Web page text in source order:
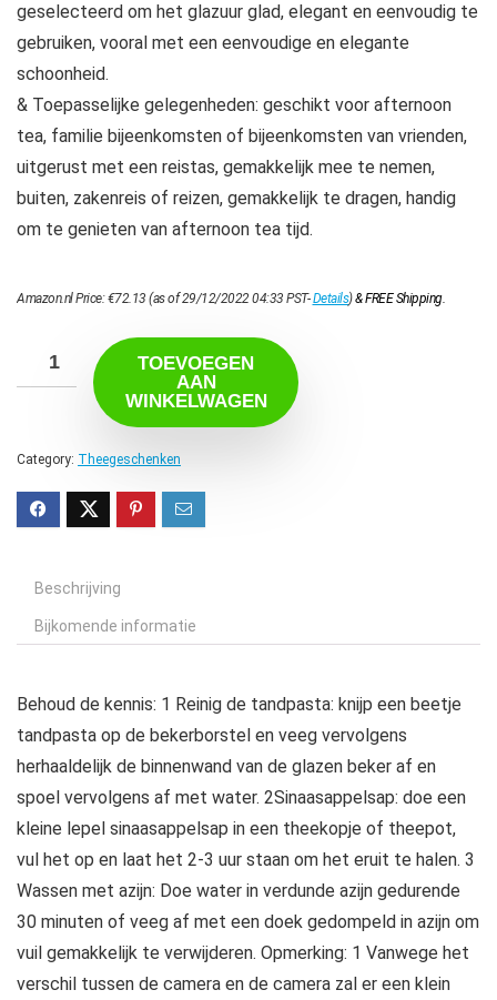
geselecteerd om het glazuur glad, elegant en eenvoudig te
gebruiken, vooral met een eenvoudige en elegante
schoonheid.
& Toepasselijke gelegenheden: geschikt voor afternoon
tea, familie bijeenkomsten of bijeenkomsten van vrienden,
uitgerust met een reistas, gemakkelijk mee te nemen,
buiten, zakenreis of reizen, gemakkelijk te dragen, handig
om te genieten van afternoon tea tijd.
Amazon.nl Price:€72.13 (as of 29/12/2022 04:33 PST-Details)&FREE Shipping.
TOEVOEGEN
AAN
WINKELWAGEN
Category: Theegeschenken
Beschrijving
Bijkomende informatie
Behoud de kennis: 1 Reinig de tandpasta: knijp een beetje
tandpasta op de bekerborstel en veeg vervolgens
herhaaldelijk de binnenwand van de glazen beker af en
spoel vervolgens af met water. 2Sinaasappelsap: doe een
kleine lepel sinaasappelsap in een theekopje of theepot,
vul het op en laat het 2-3 uur staan om het eruit te halen. 3
Wassen met azijn: Doe water in verdunde azijn gedurende
30 minuten of veeg af met een doek gedompeld in azijn om
vuil gemakkelijk te verwijderen. Opmerking: 1 Vanwege het
verschil tussen de camera en de camera zal er een klein